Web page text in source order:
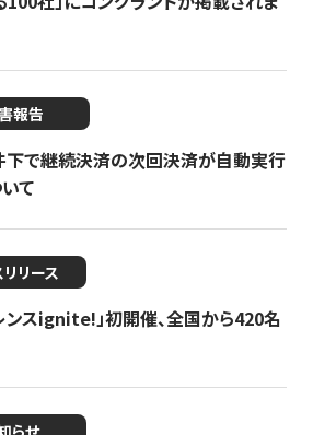
報告
下で継続決済の次回決済が自動実行
て
リース
ンスignite!」初開催、全国から420名
らせ